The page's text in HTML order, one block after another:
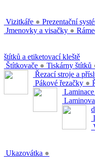
Vizitkáře ● Prezentační
Jmenovky a visačky ●
štítků a etiketovací kleště
Štítkovače ● Tiskárny štítků
Řezací stroje a
Pákové řezačky ●
Ukazovátka ●